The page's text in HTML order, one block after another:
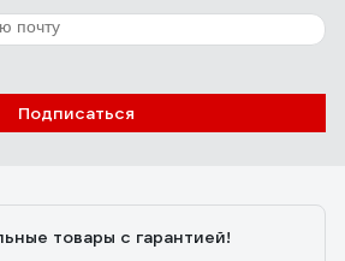
Подписаться
товары с гарантией!